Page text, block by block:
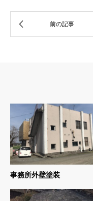
事務所外壁塗装